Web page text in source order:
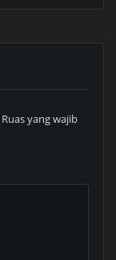
Ruas yang wajib